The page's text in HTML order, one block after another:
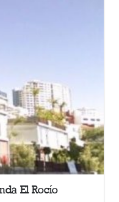
El Rocío